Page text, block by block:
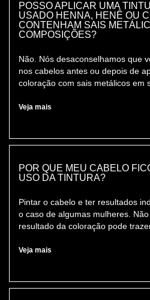
POSSO APLICAR UMA
USADO HENNA, HENÊ OU
CONTENHAM SAIS
COMPOSIÇÕES?
Não. Nós desaconselhamos que
nos cabelos antes ou depois de
coloração com sais metálicos em
Veja mais
POR QUE MEU CABELO
USO DA TINTURA?
Pintar o cabelo e ter resultados
o caso de algumas mulheres.
resultado da coloração pode
Veja mais